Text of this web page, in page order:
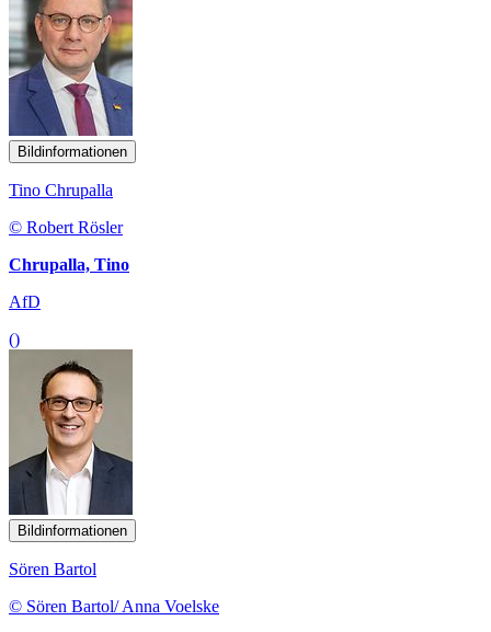
Bildinformationen
Tino Chrupalla
© Robert Rösler
Chrupalla, Tino
AfD
()
Bildinformationen
Sören Bartol
© Sören Bartol/ Anna Voelske